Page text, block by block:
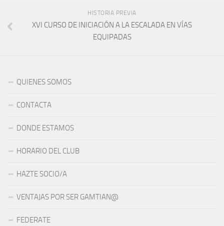
HISTORIA PREVIA
XVI CURSO DE INICIACIÓN A LA ESCALADA EN VÍAS
EQUIPADAS
QUIENES SOMOS
CONTACTA
DONDE ESTAMOS
HORARIO DEL CLUB
HAZTE SOCIO/A
VENTAJAS POR SER GAMTIAN@
FEDERATE